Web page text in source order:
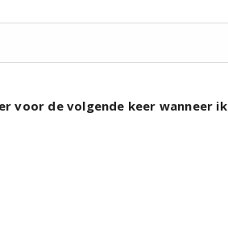
voor de volgende keer wanneer ik